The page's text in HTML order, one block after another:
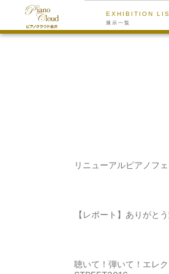
EXHIBITION
展示一覧
リニューアルピアノフ
【レポート】ありがと
聴いて！弾いて！エレ